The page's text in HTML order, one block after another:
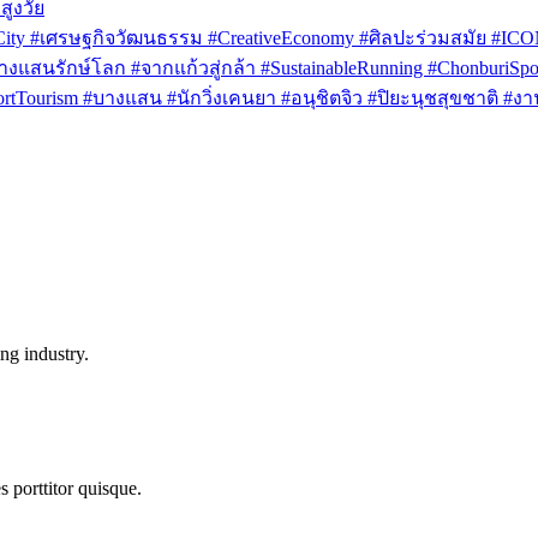
งวัย
#เศรษฐกิจวัฒนธรรม #CreativeEconomy #ศิลปะร่วมสมัย
งแสนรักษ์โลก #จากแก้วสู่กล้า #SustainableRunning
#บางแสน #นักวิ่งเคนยา #อนุชิตจิว #ปิยะนุชสุขชาติ #ง
industry.
porttitor quisque.